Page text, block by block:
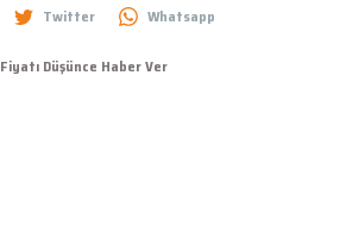
Twitter Whatsapp
Fiyatı Düşünce Haber Ver